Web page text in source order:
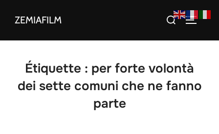
ZEMIAFILM Rechercher :
Étiquette : per forte volontà
dei sette comuni che ne fanno
parte